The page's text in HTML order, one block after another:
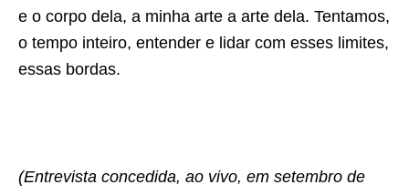
e o corpo dela, a minha arte a arte dela. Tentamos,
o tempo inteiro, entender e lidar com esses limites,
essas bordas.
(Entrevista concedida, ao vivo, em setembro de